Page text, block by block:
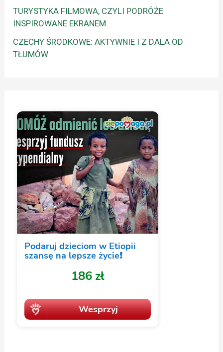
TURYSTYKA FILMOWA, CZYLI PODRÓŻE
INSPIROWANE EKRANEM
CZECHY ŚRODKOWE: AKTYWNIE I Z DALA OD
TŁUMÓW